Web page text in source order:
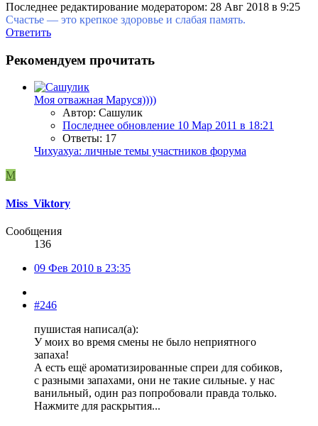
Последнее редактирование модератором: 28 Авг 2018 в 9:25
Счастье — это крепкое здоровье и слабая память.
Ответить
Рекомендуем прочитать
Моя отважная Маруся))))
Автор: Сашулик
Последнее обновление 10 Мар 2011 в 18:21
Ответы: 17
Чихуахуа: личные темы участников форума
M
Miss_Viktory
Сообщения
136
09 Фев 2010 в 23:35
#246
пушистая написал(а):
У моих во время смены не было неприятного
запаха!
А есть ещё ароматизированные спреи для собиков,
с разными запахами, они не такие сильные. у нас
ванильный, один раз попробовали правда только.
Нажмите для раскрытия...